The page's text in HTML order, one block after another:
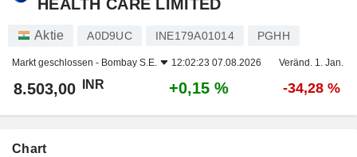
HEALTH CARE LIMITED
Aktie A0D9UC INE179A01014 PGHH
Markt geschlossen - Bombay S.E. 12:02:23 07.08.2026 Veränd. 1. Jan.
8.503,00 INR +0,15 % -34,28 %
Chart